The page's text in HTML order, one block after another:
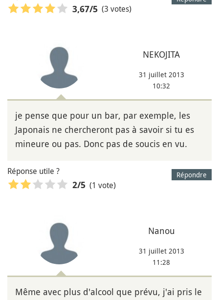
3,67/5 (3 votes)
NEKOJITA
31 juillet 2013
10:32
je pense que pour un bar, par exemple, les
Japonais ne chercheront pas à savoir si tu es
mineure ou pas. Donc pas de soucis en vu.
Répondre
Réponse utile ?
2/5 (1 vote)
Nanou
31 juillet 2013
11:28
Même avec plus d'alcool que prévu, j'ai pris le